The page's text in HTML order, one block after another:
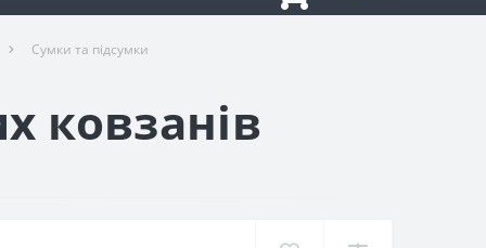
Сумки та підсумки
ковзанів